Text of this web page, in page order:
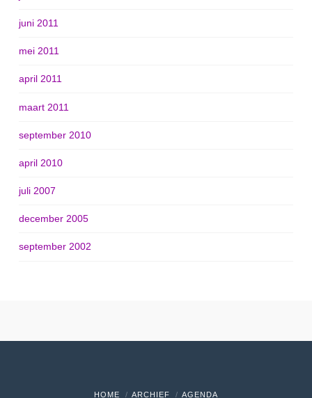
juni 2011
mei 2011
april 2011
maart 2011
september 2010
april 2010
juli 2007
december 2005
september 2002
HOME ARCHIEF AGENDA